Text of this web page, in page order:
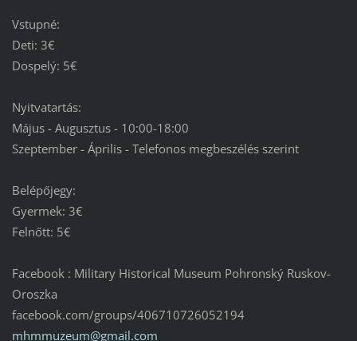
Vstupné:
Deti: 3€
Dospelý: 5€
Nyitvatartás:
Május - Augusztus - 10:00-18:00
Szeptember - Április - Telefonos megbeszélés szerint
Belépőjegy:
Gyermek: 3€
Felnőtt: 5€
Facebook : Military Historical Museum Pohronský Ruskov-
Oroszka
facebook.com/groups/406710726052194
mhmmuzeum@gmail.com